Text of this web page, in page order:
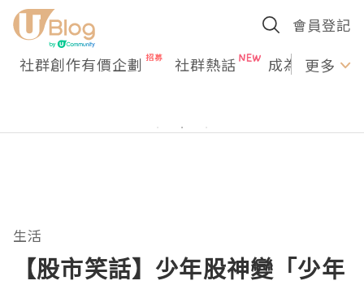
會員登記
社群創作有價企劃 社群熱話 成為U更多
生活
【股市笑話】少年股神變「少年